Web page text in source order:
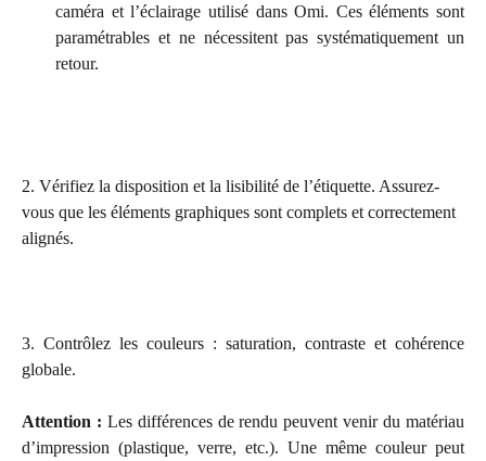
caméra et l’éclairage utilisé dans Omi. Ces éléments sont
paramétrables et ne nécessitent pas systématiquement un
retour.
2. Vérifiez la disposition et la lisibilité de l’étiquette. Assurez-
vous que les éléments graphiques sont complets et correctement
alignés.
3. Contrôlez les couleurs : saturation, contraste et cohérence
globale.
Attention : Les différences de rendu peuvent venir du matériau
d’impression (plastique, verre, etc.). Une même couleur peut